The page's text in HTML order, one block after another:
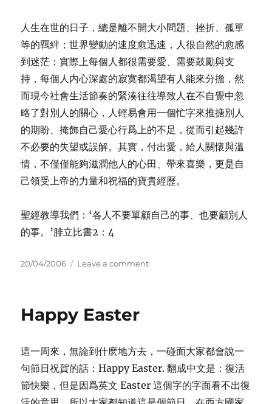
人生在世的日子，總是離不開大小問題、挫折、孤單
等的羈絆；世界變動的速度愈迅速，人很自然的愈感
到迷茫；實際上每個人都很需要愛、需要鼓勵與支
持，每個人内心深處的寂寞都渴望有人能來分擔，然
而現今社會生活節奏的緊湊往往導致人在不自覺中忽
略了對別人的關心，人輕易會用一個忙字來推搪別人
的期盼、掩飾自己愛心行爲上的不足，從而引起幾許
不必要的失望或誤解。其實，付出愛，給人關懷與溫
情，不僅僅能夠滋潤他人的心田、帶來喜樂，更是自
己領受上帝的力量和祝福的寶貴經歷。
聖經教導我們：‘各人不要單顧自己的事、也要顧別人
的事。’腓立比書2：4
Posted
20/04/2006 Leave a commenton
Happy Easter
這一周來，無論到什麽地方去，一碰面大家都會說一
句節日祝賀的話：Happy Easter. 翻成中文是：復活
節快樂，但是因爲英文 Easter 這個字的字面看不出復